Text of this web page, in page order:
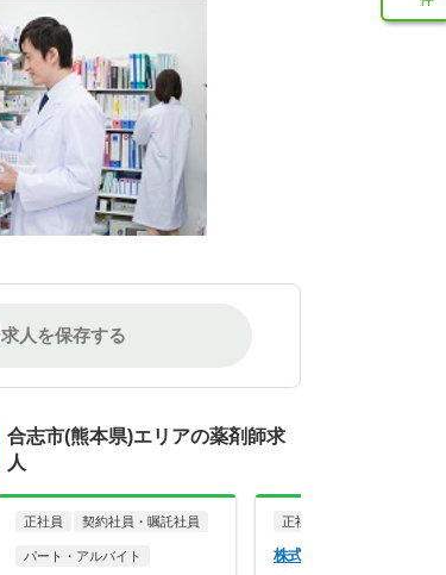
求人を保存する
合志市(熊本県)エリアの薬剤師求
人
正社員 契約社員・嘱託社員
パート・アルバイト
正社員
株式会社なの花九州 菊